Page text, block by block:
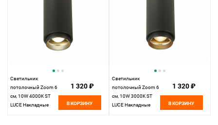
Светильник
потолочный Zoom 6
см, 10W 4000K ST
LUCE Накладные
1 320 ₽
В КОРЗИНУ
Светильник
потолочный Zoom 6
см, 10W 3000K ST
LUCE Накладные
1 320 ₽
В КОРЗИНУ